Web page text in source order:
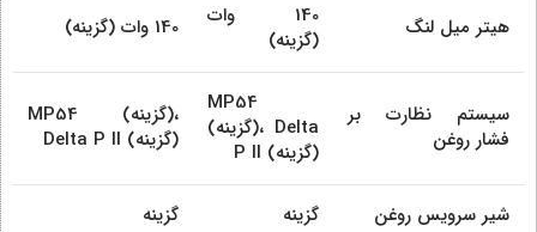
هیتر میل لنگ
140 وات
(گزینه)
140 وات (گزینه)
سیستم نظارت بر
فشار روغن
MP54
(گزینه)، Delta
P II (گزینه)
MP54 (گزینه)،
Delta P II (گزینه)
شیر سرویس روغن گزینه گزینه